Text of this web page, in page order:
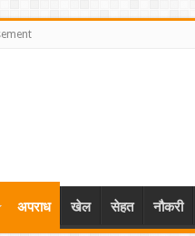
अपराध खेल सेहत नौकरी